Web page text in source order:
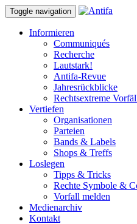
Toggle navigation
Informieren
Communiqués
Recherche
Lautstark!
Antifa-Revue
Jahresrückblicke
Rechtsextreme
Vertiefen
Organisationen
Parteien
Bands & Labels
Shops & Treffs
Loslegen
Tipps & Tricks
Rechte Symbole &
Vorfall melden
Medienarchiv
Kontakt